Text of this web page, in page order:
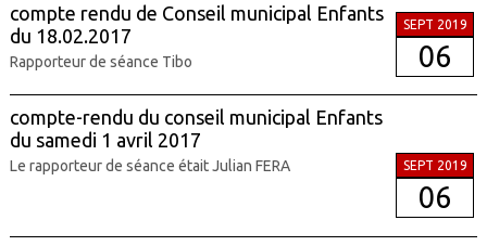
compte rendu de Conseil municipal Enfants
du 18.02.2017
Rapporteur de séance Tibo
SEPT 2019
06
compte-rendu du conseil municipal Enfants
du samedi 1 avril 2017
Le rapporteur de séance était Julian FERA SEPT 2019
06